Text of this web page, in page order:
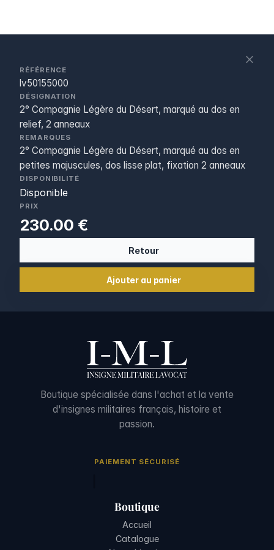
RÉFÉRENCE
lv50155000
DÉSIGNATION
2° Compagnie Légère du Désert, marqué au dos en
relief, 2 anneaux
REMARQUES
2° Compagnie Légère du Désert, marqué au dos en
petites majuscules, dos lisse plat, fixation 2 anneaux
DISPONIBILITÉ
Disponible
PRIX
230.00 €
Retour
Ajouter au panier
Boutique spécialisée dans l'achat et la vente
d'insignes militaires français, histoire et
passion.
PAIEMENT SÉCURISÉ
Boutique
Accueil
Catalogue